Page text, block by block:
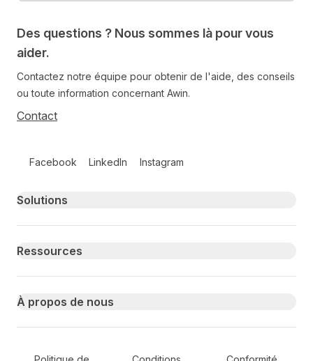
Des questions ? Nous sommes là pour vous
aider.
Contactez notre équipe pour obtenir de l'aide, des conseils
ou toute information concernant Awin.
Contact
Facebook LinkedIn Instagram
Primary footer navigation
Solutions
Ressources
À propos de nous
Secondary Footer Navigation